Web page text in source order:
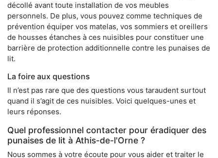
décollé avant toute installation de vos meubles
personnels. De plus, vous pouvez comme techniques de
prévention équiper vos matelas, vos sommiers et oreillers
de housses étanches à ces nuisibles pour constituer une
barrière de protection additionnelle contre les punaises de
lit.
La foire aux questions
Il n’est pas rare que des questions vous taraudent surtout
quand il s’agit de ces nuisibles. Voici quelques-unes et
leurs réponses.
Quel professionnel contacter pour éradiquer des
punaises de lit à Athis-de-l'Orne ?
Nous sommes à votre écoute pour vous aider et traiter le